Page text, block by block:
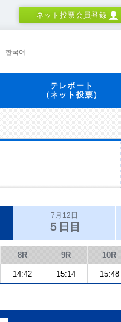
ネット投票会員登録
한국어
テレボート
（ネット投票）
7月12日
５日目
8R 9R 10R
14:42 15:14 15:48